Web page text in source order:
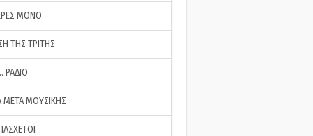
ΜΟΝΟ
ΤΗΣ ΤΡΙΤΗΣ
ΡΑΔΙΟ
ΜΟΥΣΙΚΗΣ